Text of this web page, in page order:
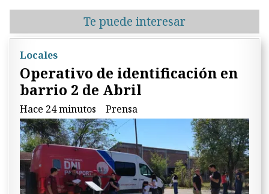
Te puede interesar
Operativo de identificación en
barrio 2 de Abril
Prensa
Locales
Hace 24 minutos